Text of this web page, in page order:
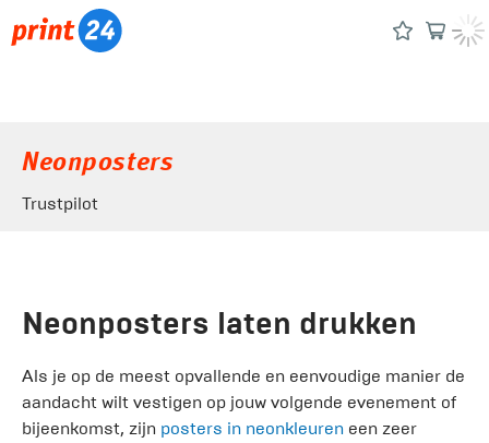
Neonposters
Trustpilot
Neonposters laten drukken
Als je op de meest opvallende en eenvoudige manier de
aandacht wilt vestigen op jouw volgende evenement of
bijeenkomst, zijn posters in neonkleuren een zeer